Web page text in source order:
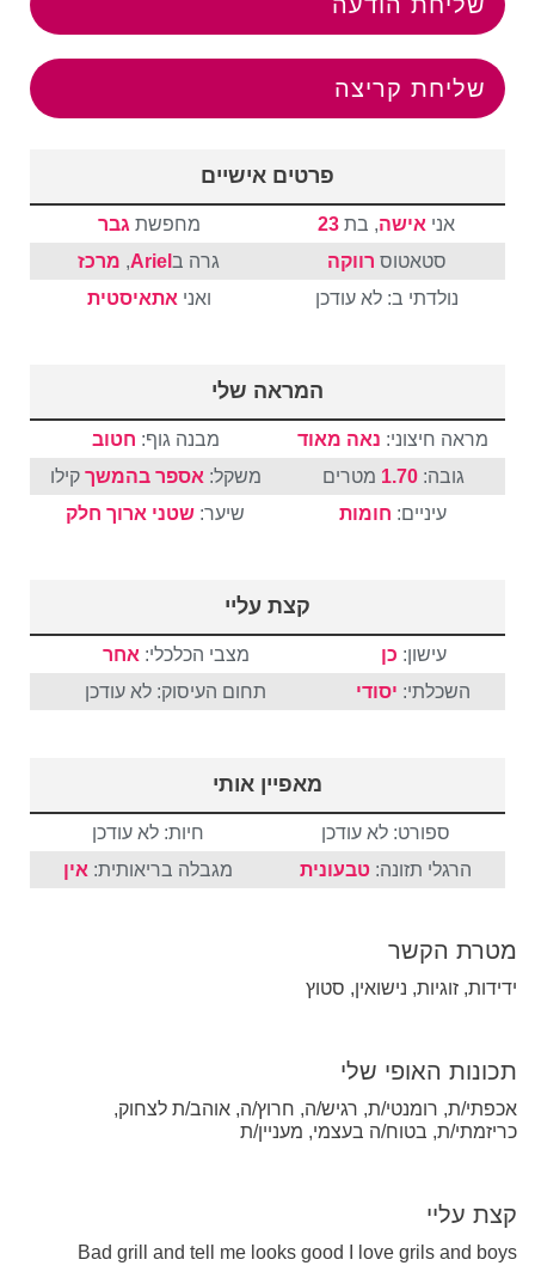
שליחת קריצה
פרטים אישיים
אני אישה, בת 23 מחפשת גבר
סטאטוס רווקה גרה ב Ariel
, מרכז
נולדתי ב: לא עודכן
ואני אתאיסטית
המראה שלי
מראה חיצוני: נאה מאוד מבנה גוף: חטוב
גובה:1.70 מטרים משקל: אספר בהמשך קילו
עיניים: חומות שיער: שטני ארוך חלק
קצת עליי
עישון: כן מצבי הכלכלי: אחר
השכלתי: יסודי תחום העיסוק: לא עודכן
מאפיין אותי
ספורט: לא עודכן
חיות: לא עודכן
הרגלי תזונה: טבעונית מגבלה בריאותית: אין
מטרת הקשר
ידידות, זוגיות, נישואין, סטוץ
תכונות האופי שלי
אכפתי/ת, רומנטי/ת, רגיש/ה, חרוץ/ה, אוהב/ת לצחוק,
כריזמתי/ת, בטוח/ה בעצמי, מעניין/ת
קצת עליי
Bad grill and tell me looks good I love grils and boys